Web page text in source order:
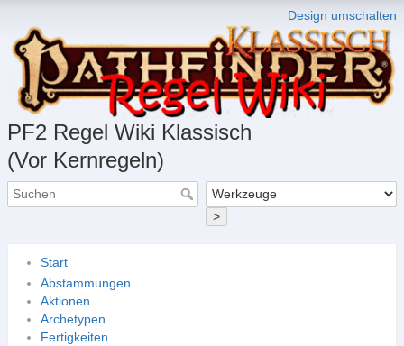
Design umschalten
PF2 Regel Wiki Klassisch
(Vor Kernregeln)
>
Start
Abstammungen
Aktionen
Archetypen
Fertigkeiten